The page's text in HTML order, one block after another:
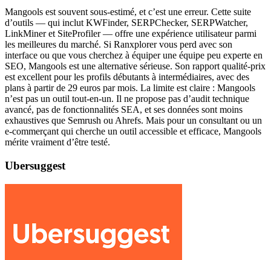
Mangools est souvent sous-estimé, et c’est une erreur. Cette suite
d’outils — qui inclut KWFinder, SERPChecker, SERPWatcher,
LinkMiner et SiteProfiler — offre une expérience utilisateur parmi
les meilleures du marché. Si Ranxplorer vous perd avec son
interface ou que vous cherchez à équiper une équipe peu experte en
SEO, Mangools est une alternative sérieuse. Son rapport qualité-prix
est excellent pour les profils débutants à intermédiaires, avec des
plans à partir de 29 euros par mois. La limite est claire : Mangools
n’est pas un outil tout-en-un. Il ne propose pas d’audit technique
avancé, pas de fonctionnalités SEA, et ses données sont moins
exhaustives que Semrush ou Ahrefs. Mais pour un consultant ou un
e-commerçant qui cherche un outil accessible et efficace, Mangools
mérite vraiment d’être testé.
Ubersuggest